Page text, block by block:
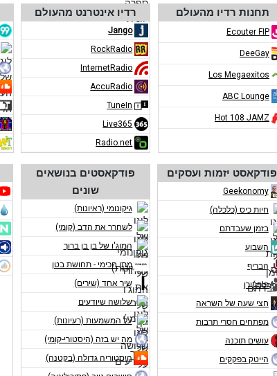
תחנות רדיו מהעולם
Ecouter FIP
DeeGay
Los Megaexitos
ABC Lounge
Hot 108 JAMZ
רדיו אינטרנט מהעולם
Jango
RockRadio
InternetRadio
AccuRadio
TuneIn
Live365
Radio.net
פודקאסט יזמות ועסקים
Geekonomy
חיות כיס (כלכלה)
בזמן שעבדתם
השבוע
הבריף
פופקורן
חצי שעה של השראה
מפתחים חסרי תרבות
עושים תוכנה
הייטק בפקקים
פודקאסטים בנושאים
שונים
גיקונומי (ראיונות)
לשחרר את הדב (קומי)
המוג'ו של בן בן ברוך
מתן חכימי - תחושת בטן
שיר אחד (שירים)
שלושה שיודעים
על המשמעות (רעיונות)
מה יש בזה (היסטורי-קומי)
היסטוריה גדולה (בקטנה)